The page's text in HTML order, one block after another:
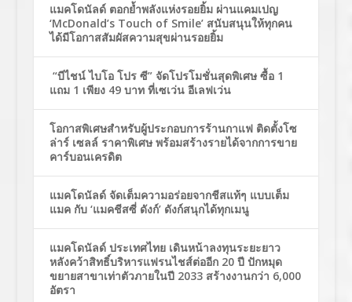
แมคโดนัลด์ ตอกย้ำพลังแห่งรอยยิ้ม ผ่านแคมเปญ
‘McDonald’s Touch of Smile’ สนับสนุนให้ทุกคน
ได้มีโอกาสสัมผัสความสุขผ่านรอยยิ้ม
“บีไชน์ ไบโอ โปร ซี” จัดโปรโมชั่นสุดพิเศษ ซื้อ 1
แถม 1 เพียง 49 บาท ที่เซเว่น อีเลฟเว่น
โอกาสพิเศษสำหรับผู้ประกอบการร้านกาแฟ ติดตั้งโซ
ล่าร์ เซลล์ ราคาพิเศษ พร้อมสร้างรายได้จากการขาย
คาร์บอนเครดิต
แมคโดนัลด์ จัดเต็มความอร่อยจากชีสแท้ๆ แบบเต็ม
แมค กับ ‘แมคชีสซี่ ดังก์’ ดังก์สนุกได้ทุกเมนู
แมคโดนัลด์ ประเทศไทย เดินหน้าลงทุนระยะยาว
หลังคว้าสิทธิ์บริหารแฟรนไชส์ต่ออีก 20 ปี ปักหมุด
ขยายสาขาเท่าตัวภายในปี 2033 สร้างงานกว่า 6,000
อัตรา